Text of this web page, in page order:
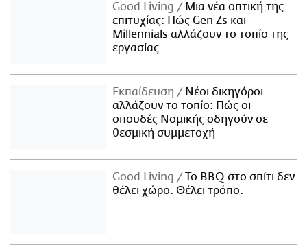
Good Living
Μια νέα οπτική της
επιτυχίας: Πώς Gen Zs και
Millennials αλλάζουν το τοπίο της
εργασίας
Εκπαίδευση
Νέοι δικηγόροι
αλλάζουν το τοπίο: Πώς οι
σπουδές Νομικής οδηγούν σε
θεσμική συμμετοχή
Good Living
Το BBQ στο σπίτι δεν
θέλει χώρο. Θέλει τρόπο.